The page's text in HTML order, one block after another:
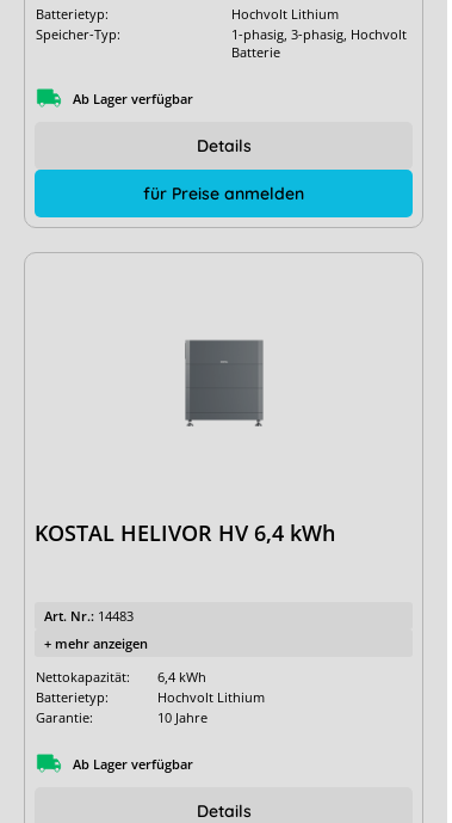
Batterietyp:
Hochvolt Lithium
Speicher-Typ:
1-phasig, 3-phasig, Hochvolt
Batterie
Ab Lager verfügbar
für Preise anmelden
Details
KOSTAL HELIVOR HV 6,4 kWh
Art. Nr.: 14483
+ mehr anzeigen
Nettokapazität:
6,4 kWh
Batterietyp:
Hochvolt Lithium
Garantie:
10 Jahre
Ab Lager verfügbar
Details